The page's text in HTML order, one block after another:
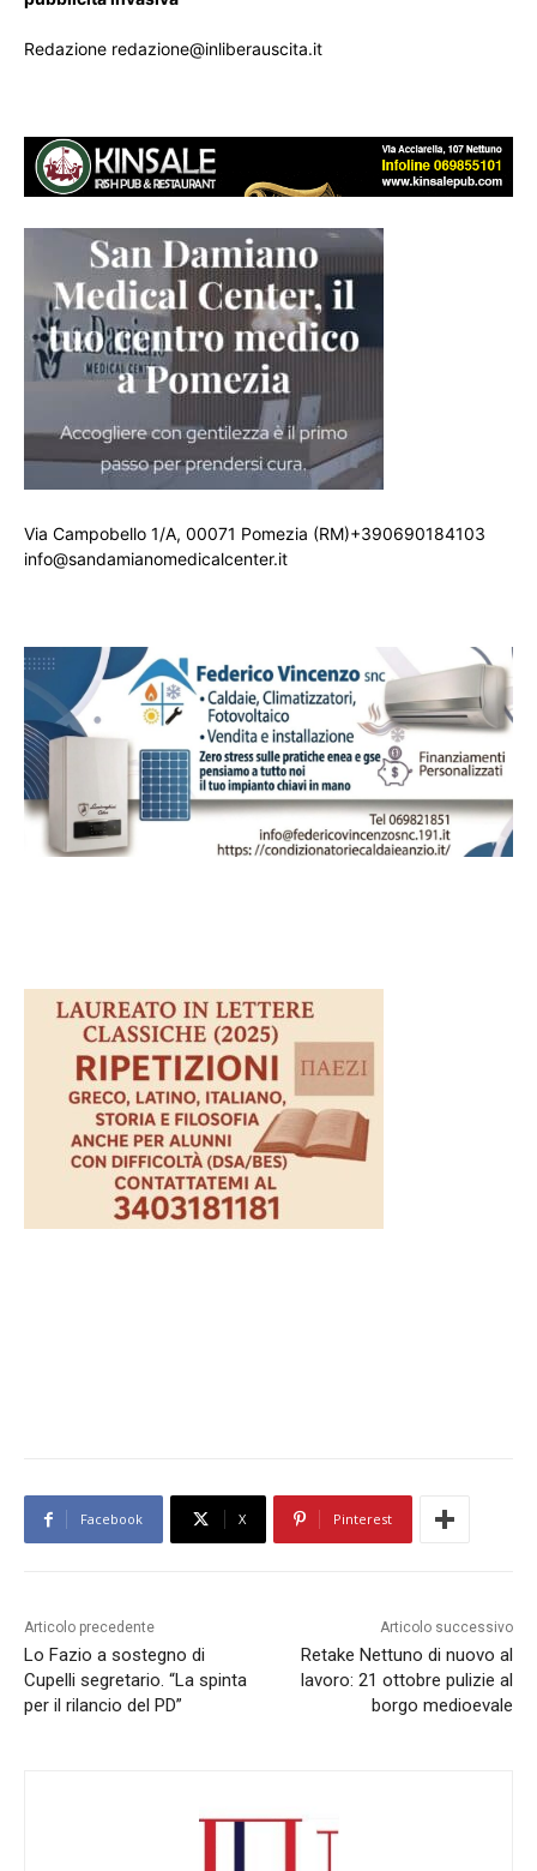
Redazione redazione@inliberauscita.it
Via Campobello 1/A, 00071 Pomezia (RM)+390690184103
info@sandamianomedicalcenter.it
Facebook X Pinterest
Articolo precedente
Lo Fazio a sostegno di
Cupelli segretario. “La spinta
per il rilancio del PD”
Articolo successivo
Retake Nettuno di nuovo al
lavoro: 21 ottobre pulizie al
borgo medioevale